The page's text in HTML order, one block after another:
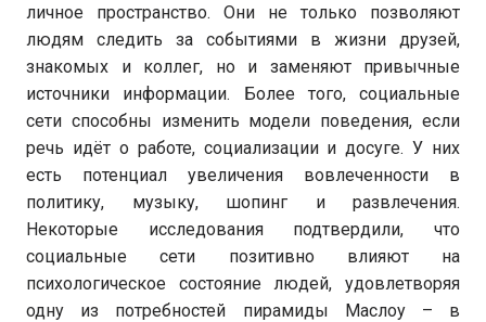
личное пространство. Они не только позволяют
людям следить за событиями в жизни друзей,
знакомых и коллег, но и заменяют привычные
источники информации. Более того, социальные
сети способны изменить модели поведения, если
речь идёт о работе, социализации и досуге. У них
есть потенциал увеличения вовлеченности в
политику, музыку, шопинг и развлечения.
Некоторые исследования подтвердили, что
социальные сети позитивно влияют на
психологическое состояние людей, удовлетворяя
одну из потребностей пирамиды Маслоу – в